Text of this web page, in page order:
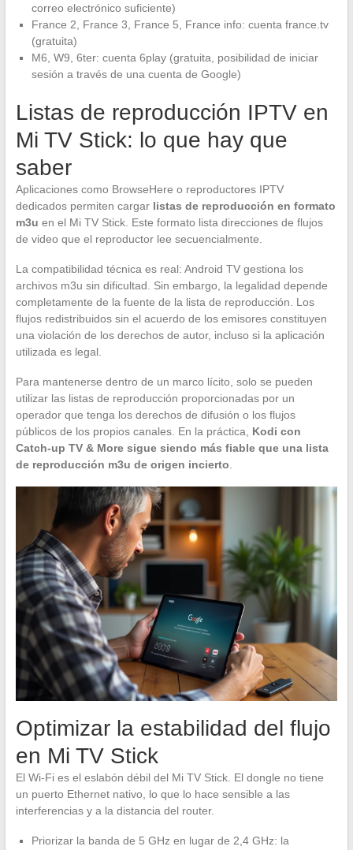
correo electrónico suficiente)
France 2, France 3, France 5, France info: cuenta france.tv
(gratuita)
M6, W9, 6ter: cuenta 6play (gratuita, posibilidad de iniciar
sesión a través de una cuenta de Google)
Listas de reproducción IPTV en
Mi TV Stick: lo que hay que
saber
Aplicaciones como BrowseHere o reproductores IPTV
dedicados permiten cargar listas de reproducción en formato
m3u en el Mi TV Stick. Este formato lista direcciones de flujos
de video que el reproductor lee secuencialmente.
La compatibilidad técnica es real: Android TV gestiona los
archivos m3u sin dificultad. Sin embargo, la legalidad depende
completamente de la fuente de la lista de reproducción. Los
flujos redistribuidos sin el acuerdo de los emisores constituyen
una violación de los derechos de autor, incluso si la aplicación
utilizada es legal.
Para mantenerse dentro de un marco lícito, solo se pueden
utilizar las listas de reproducción proporcionadas por un
operador que tenga los derechos de difusión o los flujos
públicos de los propios canales. En la práctica, Kodi con
Catch-up TV & More sigue siendo más fiable que una lista
de reproducción m3u de origen incierto
Optimizar la estabilidad del flujo
en Mi TV Stick
El Wi-Fi es el eslabón débil del Mi TV Stick. El dongle no tiene
un puerto Ethernet nativo, lo que lo hace sensible a las
interferencias y a la distancia del router.
Priorizar la banda de 5 GHz en lugar de 2,4 GHz: la